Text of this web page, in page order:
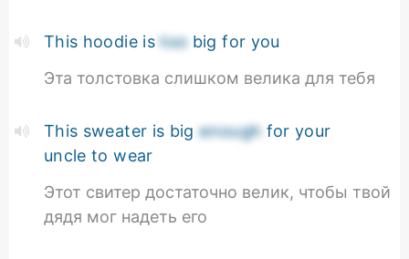
This hoodie is too big for you
Эта толстовка слишком велика для тебя
This sweater is bigenough for your
uncle to wear
Этот свитер достаточно велик, чтобы твой
дядя мог надеть его